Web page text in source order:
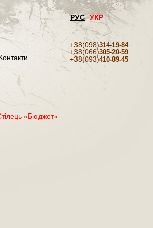
РУС УКР
+38(098)314-19-84
+38(066)305-20-59
+38(093)410-89-45
«Бюджет»